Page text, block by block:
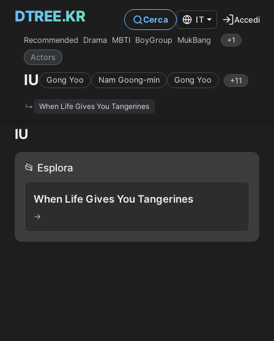
DTREE.KR
Recommended Drama MBTI BoyGroup MukBang
+1
Actors
IU Gong Yoo Nam Goong-min Gong Yoo +11
When Life Gives You Tangerines
Cerca IT Accedi
IU
📂 Esplora
When Life Gives You Tangerines
→